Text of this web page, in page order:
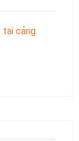
tại cảng